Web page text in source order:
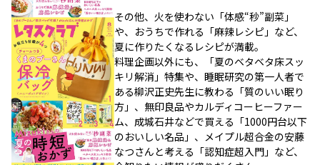
その他、火を使わない「体感“秒”副菜」
や、おうちで作れる「麻辣レシピ」など、
夏に作りたくなるレシピが満載。
料理企画以外にも、「夏のベタベタ床スッ
キリ解消」特集や、睡眠研究の第一人者で
ある柳沢正史先生に教わる「質のいい眠り
方」、無印良品やカルディコーヒーファー
ム、成城石井などで買える「1000円台以下
のおいしい名品」、メイプル超合金の安藤
なつさんと考える「認知症超入門」など、